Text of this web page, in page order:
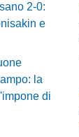
2-0:
e
la
di